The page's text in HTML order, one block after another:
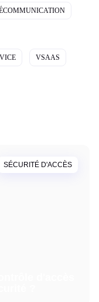
VSAAS
SÉCURITÉ D'ACCÈS